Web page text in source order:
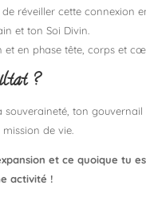
de réveiller cette connexion
et ton Soi Divin.
et en phase tête, corps et
?
souveraineté, ton gouvernail
de vie.
et ce quoique tu es
activité !